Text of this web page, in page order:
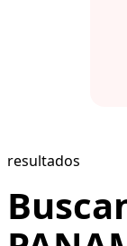
resultados